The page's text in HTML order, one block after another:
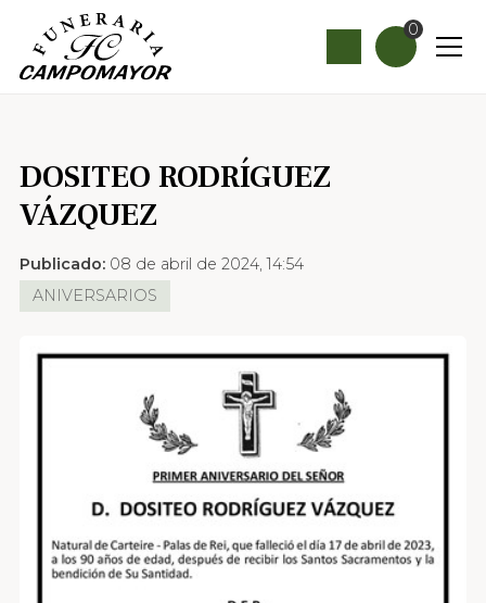
0
DOSITEO RODRÍGUEZ
VÁZQUEZ
Publicado: 08 de abril de 2024, 14:54
ANIVERSARIOS